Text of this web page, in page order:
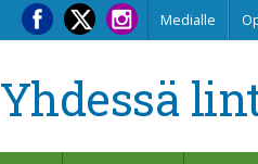
Medialle
Yhdessä